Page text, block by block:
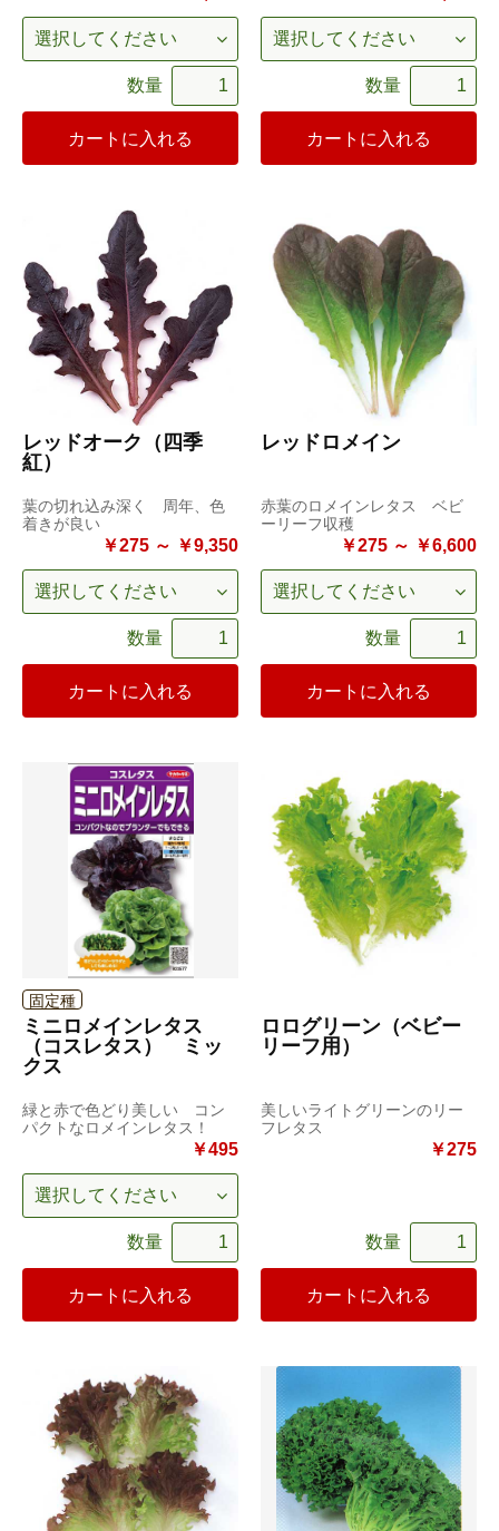
数量
カートに入れる
数量
カートに入れる
レッドオーク（四季
紅）
葉の切れ込み深く 周年、色
着きが良い
￥275 ～ ￥9,350
数量
カートに入れる
レッドロメイン
赤葉のロメインレタス ベビ
ーリーフ収穫
￥275 ～ ￥6,600
数量
カートに入れる
固定種
ミニロメインレタス
（コスレタス） ミッ
クス
緑と赤で色どり美しい コン
パクトなロメインレタス！
￥495
数量
カートに入れる
ロログリーン（ベビー
リーフ用）
美しいライトグリーンのリー
フレタス
￥275
数量
カートに入れる